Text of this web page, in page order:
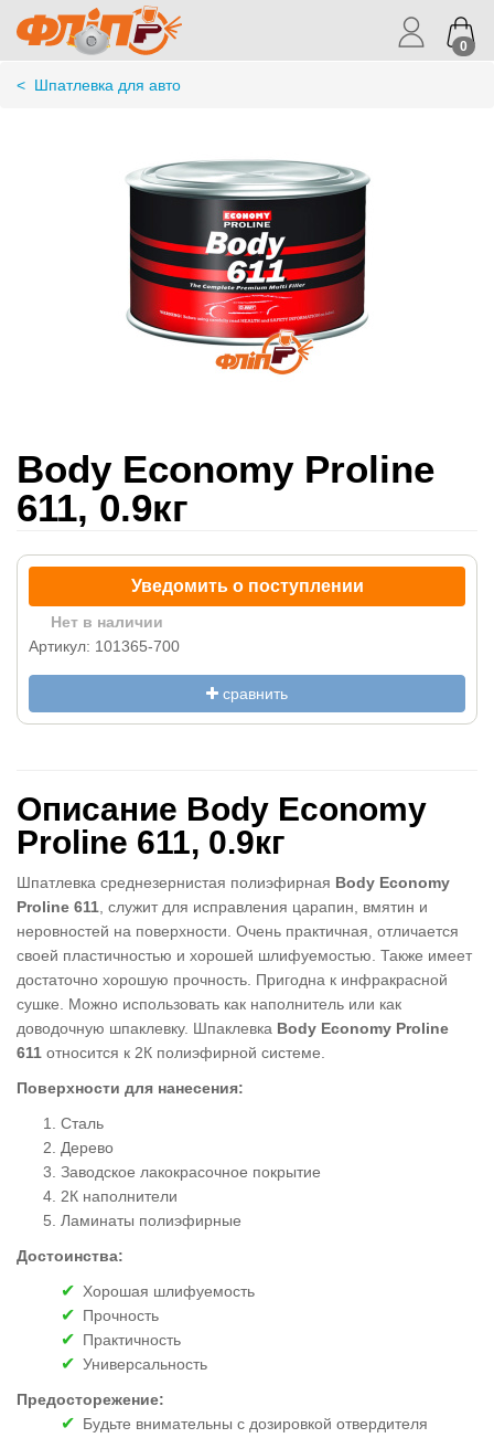
0
< Шпатлевка для авто
Body Economy Proline
611, 0.9кг
Уведомить о поступлении
Нет в наличии
Артикул: 101365-700
сравнить
Описание Body Economy
Proline 611, 0.9кг
Шпатлевка среднезернистая полиэфирная Body Economy
Proline 611 , служит для исправления царапин, вмятин и
неровностей на поверхности. Очень практичная, отличается
своей пластичностью и хорошей шлифуемостью. Также имеет
достаточно хорошую прочность. Пригодна к инфракрасной
сушке. Можно использовать как наполнитель или как
доводочную шпаклевку. Шпаклевка Body Economy Proline
611 относится к 2К полиэфирной системе.
Поверхности для нанесения:
Сталь
Дерево
Заводское лакокрасочное покрытие
2К наполнители
Ламинаты полиэфирные
Достоинства:
Хорошая шлифуемость
Прочность
Практичность
Универсальность
Предосторежение:
Будьте внимательны с дозировкой отвердителя